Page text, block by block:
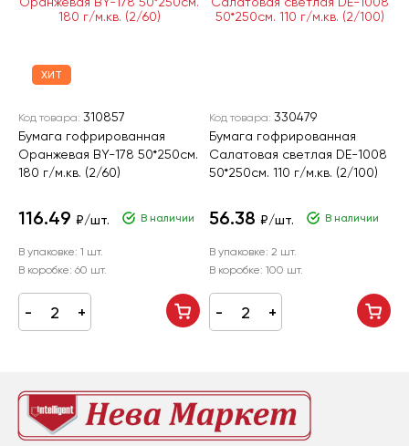
ХИТ
Код товара: 310857
Бумага гофрированная
Оранжевая BY-178 50*250см.
180 г/м.кв. (2/60)
116.49 ₽/шт. В наличии
В упаковке: 1 шт.
В коробке: 60 шт.
Код товара: 330479
Бумага гофрированная
Салатовая светлая DE-1008
50*250см. 110 г/м.кв. (2/100)
56.38 ₽/шт. В наличии
В упаковке: 2 шт.
В коробке: 100 шт.